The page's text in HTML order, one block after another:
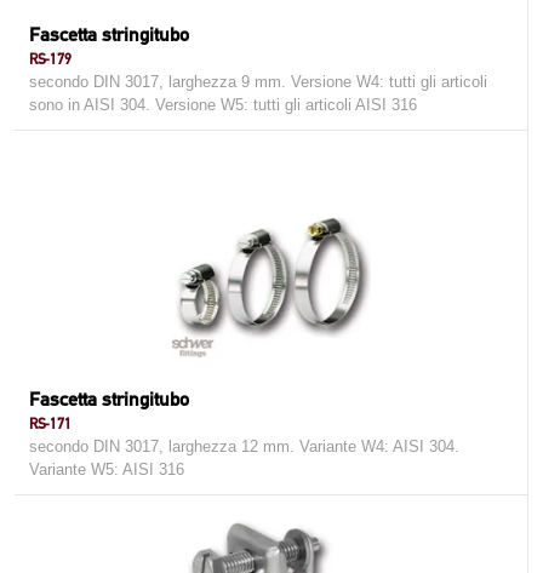
Fascetta stringitubo
RS-179
secondo DIN 3017, larghezza 9 mm. Versione W4: tutti gli articoli
sono in AISI 304. Versione W5: tutti gli articoli AISI 316
Fascetta stringitubo
RS-171
secondo DIN 3017, larghezza 12 mm. Variante W4: AISI 304.
Variante W5: AISI 316